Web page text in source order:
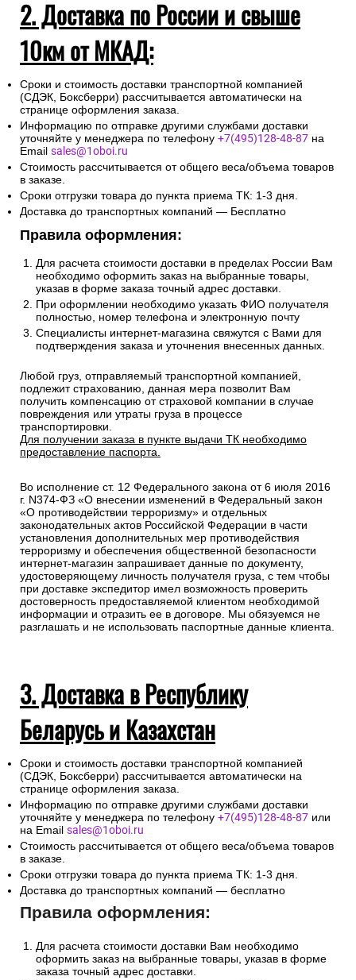
2. Доставка по России и свыше
10км от МКАД:
Сроки и стоимость доставки транспортной компанией
(СДЭК, Боксберри) рассчитывается автоматически на
странице оформления заказа.
Информацию по отправке другими службами доставки
уточняйте у менеджера по телефону +7(495)128-48-87 на
Email sales@1oboi.ru
Стоимость рассчитывается от общего веса/объема товаров
в заказе.
Сроки отгрузки товара до пункта приема ТК: 1-3 дня.
Доставка до транспортных компаний — Бесплатно
Правила оформления:
Для расчета стоимости доставки в пределах России Вам
необходимо оформить заказ на выбранные товары,
указав в форме заказа точный адрес доставки.
При оформлении необходимо указать ФИО получателя
полностью, номер телефона и электронную почту
Специалисты интернет-магазина свяжутся с Вами для
подтверждения заказа и уточнения внесенных данных.
Любой груз, отправляемый транспортной компанией,
подлежит страхованию, данная мера позволит Вам
получить компенсацию от страховой компании в случае
повреждения или утраты груза в процессе
транспортировки.
Для получении заказа в пункте выдачи ТК необходимо
предоставление паспорта.
Во исполнение ст. 12 Федерального закона от 6 июля 2016
г. N374-ФЗ «О внесении изменений в Федеральный закон
«О противодействии терроризму» и отдельных
законодательных актов Российской Федерации в части
установления дополнительных мер противодействия
терроризму и обеспечения общественной безопасности
интернет-магазин запрашивает данные по документу,
удостоверяющему личность получателя груза, с тем чтобы
при доставке экспедитор имел возможность проверить
достоверность предоставляемой клиентом необходимой
информации и отразить ее в договоре. Мы обязуемся не
разглашать и не использовать паспортные данные клиента.
3. Доставка в Республику
Беларусь и Казахстан
Сроки и стоимость доставки транспортной компанией
(СДЭК, Боксберри) рассчитывается автоматически на
странице оформления заказа.
Информацию по отправке другими службами доставки
уточняйте у менеджера по телефону +7(495)128-48-87 или
на Email sales@1oboi.ru
Стоимость рассчитывается от общего веса/объема товаров
в заказе.
Сроки отгрузки товара до пункта приема ТК: 1-3 дня.
Доставка до транспортных компаний — бесплатно
Правила оформления:
Для расчета стоимости доставки Вам необходимо
оформить заказ на выбранные товары, указав в форме
заказа точный адрес доставки.